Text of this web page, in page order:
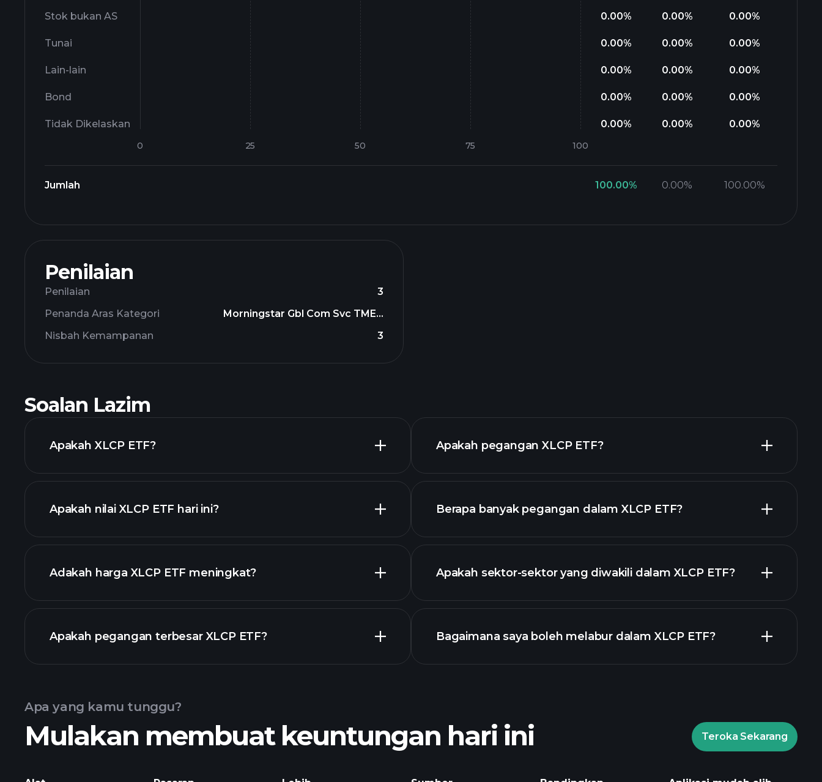
Stok bukan AS 0.00% 0.00% 0.00%
Tunai 0.00% 0.00% 0.00%
Lain-lain 0.00% 0.00% 0.00%
Bond 0.00% 0.00% 0.00%
Tidak Dikelaskan 0.00% 0.00% 0.00%
Jumlah 100.00% 0.00% 100.00%
Penilaian
Penilaian
3
Penanda Aras Kategori
Morningstar Gbl Com Svc TME...
Nisbah Kemampanan
3
Soalan Lazim
Apakah XLCP ETF?
Apakah nilai XLCP ETF hari ini?
lanjutan
Adakah harga XLCP ETF meningkat?
Apakah pegangan terbesar XLCP ETF?
Apakah pegangan XLCP ETF?
holdings
Berapa banyak pegangan dalam XLCP ETF?
holdings
Apakah sektor-sektor yang diwakili dalam XLCP ETF?
Bagaimana saya boleh melabur dalam XLCP ETF?
Apa yang kamu tunggu?
Mulakan membuat keuntungan hari ini Teroka Sekarang